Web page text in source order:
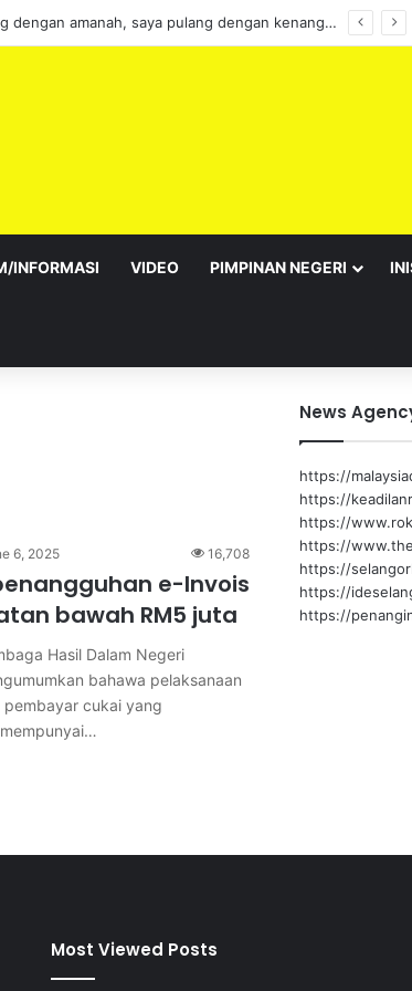
Terima kasih, Negeri Sembilan…saya datang dengan amanah, saya pulang dengan kenangan dan doa
INFORMASI VIDEO PIMPINAN NEGERI
6, 2025 16,708
e-Invois
bawah RM5 juta
Hasil Dalam Negeri
bahawa pelaksanaan
cukai yang
News
https://
https://
https://
https://
https://
https://
https://
Most Viewed Posts